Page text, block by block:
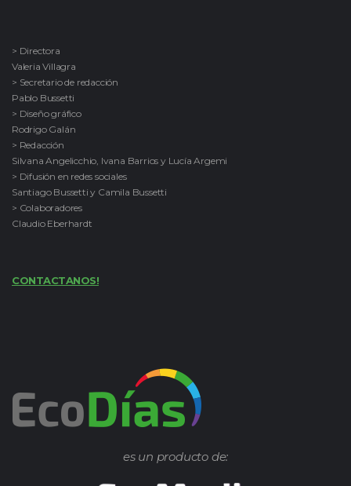
> Directora
Valeria Villagra
> Secretario de redacción
Pablo Bussetti
> Diseño gráfico
Rodrigo Galán
> Redacción
Silvana Angelicchio, Ivana Barrios y Lucía Argemi
> Difusión en redes sociales
Santiago Bussetti y Camila Bussetti
> Colaboradores
Claudio Eberhardt
CONTACTANOS!
es un producto de: